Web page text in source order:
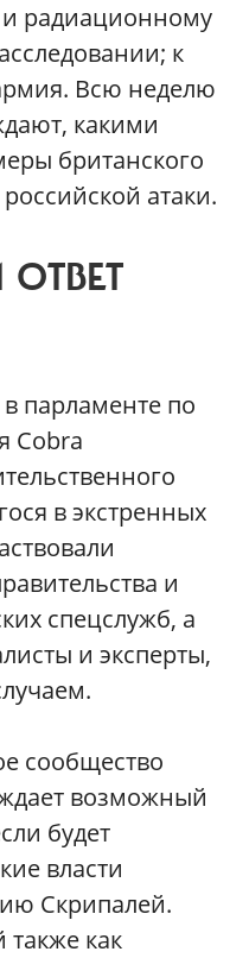
и радиационному
к
Всю неделю
какими
британского
атаки.
парламенте по
Cobra
в экстренных
и
спецслужб, а
и эксперты,
сообщество
возможный
будет
власти
Скрипалей.
также как